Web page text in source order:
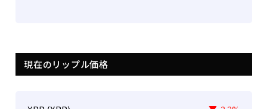
現在のリップル価格